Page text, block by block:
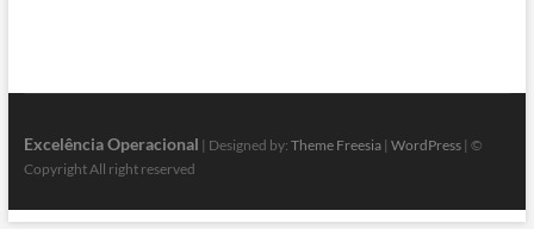
Excelência Operacional | Designed by: Theme Freesia| WordPress| ©
Copyright All right reserved